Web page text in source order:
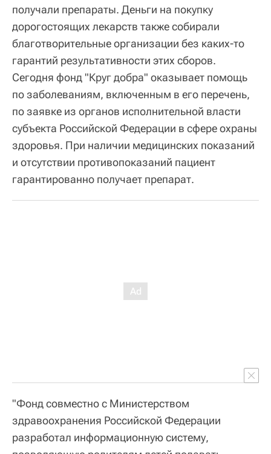
получали препараты. Деньги на покупку
дорогостоящих лекарств также собирали
благотворительные организации без каких-то
гарантий результативности этих сборов.
Сегодня фонд "Круг добра" оказывает помощь
по заболеваниям, включенным в его перечень,
по заявке из органов исполнительной власти
субъекта Российской Федерации в сфере охраны
здоровья. При наличии медицинских показаний
и отсутствии противопоказаний пациент
гарантированно получает препарат.
"Фонд совместно с Министерством
здравоохранения Российской Федерации
разработал информационную систему,